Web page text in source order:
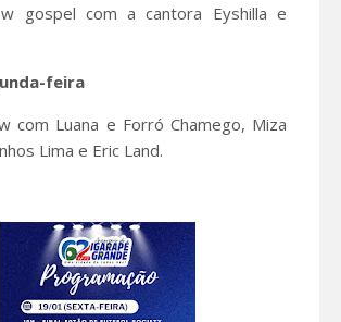
gospel com a cantora Eyshilla e
feira
com Luana e Forró Chamego, Miza
Lima e Eric Land.